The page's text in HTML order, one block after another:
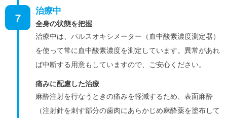
7 治療中
全身の状態を把握
治療中は、パルスオキシメーター（血中酸素濃度測定器）
を使って常に血中酸素濃度を測定しています。異常があれ
ば中断する用意もしていますので、ご安心ください。
痛みに配慮した治療
麻酔注射を行なうときの痛みを軽減するため、表面麻酔
（注射針を刺す部分の歯肉にあらかじめ麻酔薬を塗布して